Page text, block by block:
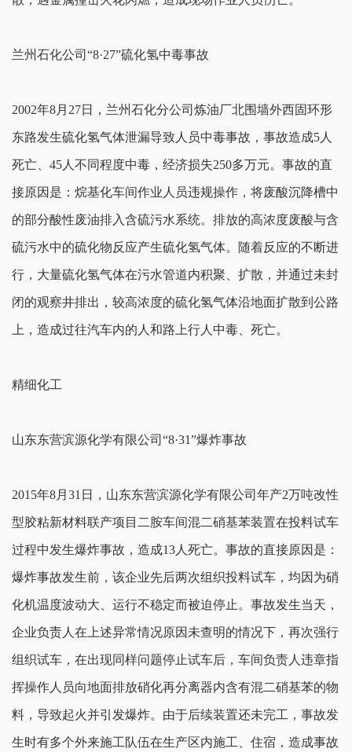
兰州石化公司“8·27”硫化氢中毒事故
2002年8月27日，兰州石化分公司炼油厂北围墙外西固环形
东路发生硫化氢气体泄漏导致人员中毒事故，事故造成5人
死亡、45人不同程度中毒，经济损失250多万元。事故的直
接原因是：烷基化车间作业人员违规操作，将废酸沉降槽中
的部分酸性废油排入含硫污水系统。排放的高浓度废酸与含
硫污水中的硫化物反应产生硫化氢气体。随着反应的不断进
行，大量硫化氢气体在污水管道内积聚、扩散，并通过未封
闭的观察井排出，较高浓度的硫化氢气体沿地面扩散到公路
上，造成过往汽车内的人和路上行人中毒、死亡。
精细化工
山东东营滨源化学有限公司“8·31”爆炸事故
2015年8月31日，山东东营滨源化学有限公司年产2万吨改性
型胶粘新材料联产项目二胺车间混二硝基苯装置在投料试车
过程中发生爆炸事故，造成13人死亡。事故的直接原因是：
爆炸事故发生前，该企业先后两次组织投料试车，均因为硝
化机温度波动大、运行不稳定而被迫停止。事故发生当天，
企业负责人在上述异常情况原因未查明的情况下，再次强行
组织试车，在出现同样问题停止试车后，车间负责人违章指
挥操作人员向地面排放硝化再分离器内含有混二硝基苯的物
料，导致起火并引发爆炸。由于后续装置还未完工，事故发
生时有多个外来施工队伍在生产区内施工、住宿，造成事故